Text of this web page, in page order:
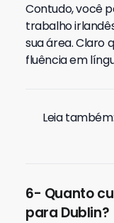
Contudo, você
trabalho
sua área. Claro
fluência em
Leia também:
6- Quanto
para Dublin?